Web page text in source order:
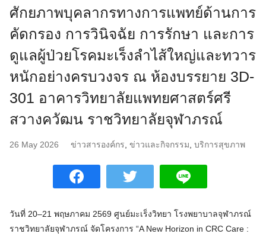
ศักยภาพบุคลากรทางการแพทย์ด้านการ
คัดกรอง การวินิจฉัย การรักษา และการ
ดูแลผู้ป่วยโรคมะเร็งลำไส้ใหญ่และทวาร
หนักอย่างครบวงจร ณ ห้องบรรยาย 3D-
301 อาคารวิทยาลัยแพทยศาสตร์ศรี
สวางควัฒน ราชวิทยาลัยจุฬาภรณ์
26 May 2026 ข่าวสารองค์กร ข่าวและกิจกรรม บริการสุขภาพ
วันที่ 20–21 พฤษภาคม 2569 ศูนย์มะเร็งวิทยา โรงพยาบาลจุฬาภรณ์
ราชวิทยาลัยจุฬาภรณ์ จัดโครงการ “A New Horizon in CRC Care :